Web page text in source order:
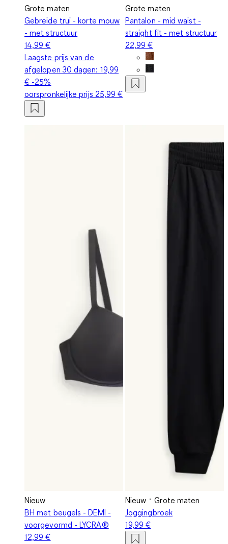
Grote maten
Gebreide trui - korte mouw
- met structuur
14,99 €
Laagste prijs van de
afgelopen 30 dagen: 19,99
€ -25%
oorspronkelijke prijs 25,99 €
Grote maten
Pantalon - mid waist -
straight fit - met structuur
22,99 €
Nieuw
BH met beugels - DEMI -
voorgevormd - LYCRA®
12,99 €
Nieuw
Grote maten
Joggingbroek
19,99 €